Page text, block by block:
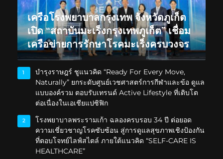
เครือโรงพยาบาลกรุงเทพ จังหวัดภูเก็ต
เปิด “สถาบันมะเร็งกรุงเทพภูเก็ต” เชื่อม
เครือข่ายการรักษาโรคมะเร็งครบวงจร
1
บำรุงราษฎร์ ชูแนวคิด “Ready For Every Move,
Naturally” ยกระดับศูนย์เวชศาสตร์การกีฬาและข้อ ดูแล
แบบองค์รวม ตอบรับเทรนด์ Active Lifestyle ที่เติบโต
ต่อเนื่องในเอเชียแปซิฟิก
2
โรงพยาบาลพระรามเก้า ฉลองครบรอบ 34 ปี ต่อยอด
ความเชี่ยวชาญโรคซับซ้อน สู่การดูแลสุขภาพเชิงป้องกัน
ที่ตอบโจทย์ไลฟ์สไตล์ ภายใต้แนวคิด “SELF-CARE IS
HEALTHCARE”